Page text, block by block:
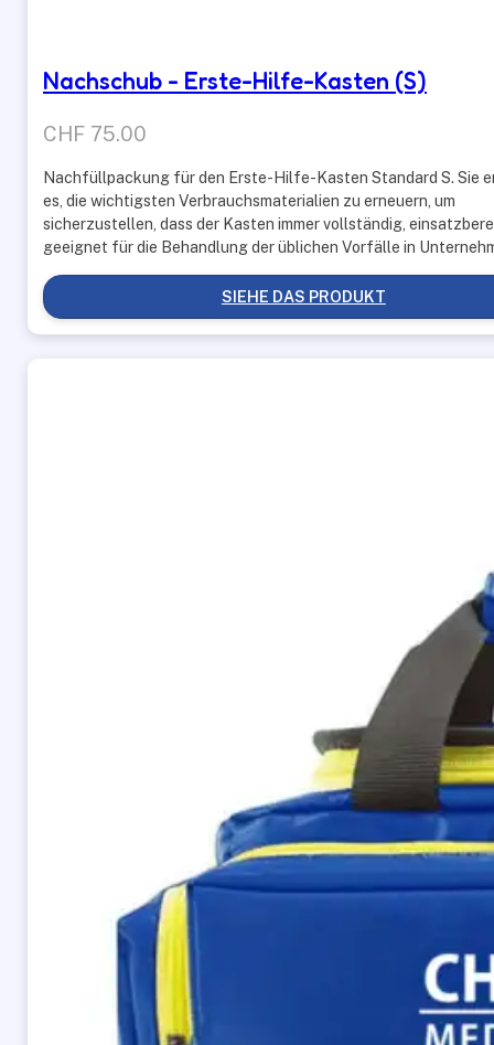
Nachschub - Erste-Hilfe-Kasten (S)
CHF75.00
Nachfüllpackung für den Erste-Hilfe-Kasten Standard S. Sie
es, die wichtigsten Verbrauchsmaterialien zu erneuern, um
sicherzustellen, dass der Kasten immer vollständig,
geeignet für die Behandlung der üblichen Vorfälle in
SIEHE DAS PRODUKT